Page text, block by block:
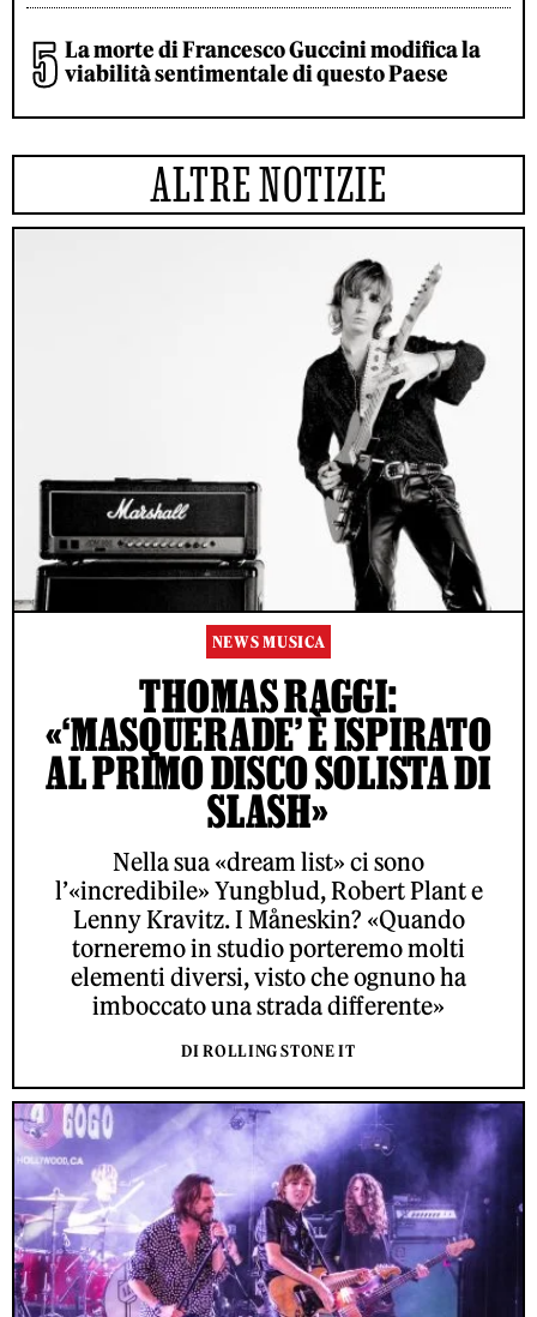
La morte di Francesco Guccini modifica la
viabilità sentimentale di questo Paese
ALTRE NOTIZIE
NEWS MUSICA
THOMAS RAGGI:
«‘MASQUERADE’ È ISPIRATO
AL PRIMO DISCO SOLISTA DI
SLASH»
Nella sua «dream list» ci sono
l’«incredibile» Yungblud, Robert Plant e
Lenny Kravitz. I Måneskin? «Quando
torneremo in studio porteremo molti
elementi diversi, visto che ognuno ha
imboccato una strada differente»
DI ROLLING STONE IT